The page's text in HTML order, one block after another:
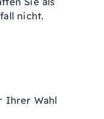
nicht.
Ihrer Wahl